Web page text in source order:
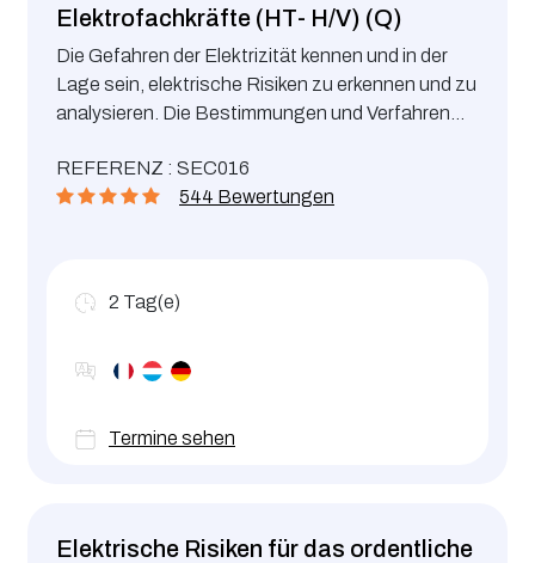
Elektrofachkräfte (HT- H/V) (Q)
Die Gefahren der Elektrizität kennen und in der
Lage sein, elektrische Risiken zu erkennen und zu
analysieren. Die Bestimmungen und Verfahren
und umsetzen.
REFERENZ : SEC016
544 Bewertungen
2 Tag(e)
Termine sehen
Elektrische Risiken für das ordentliche